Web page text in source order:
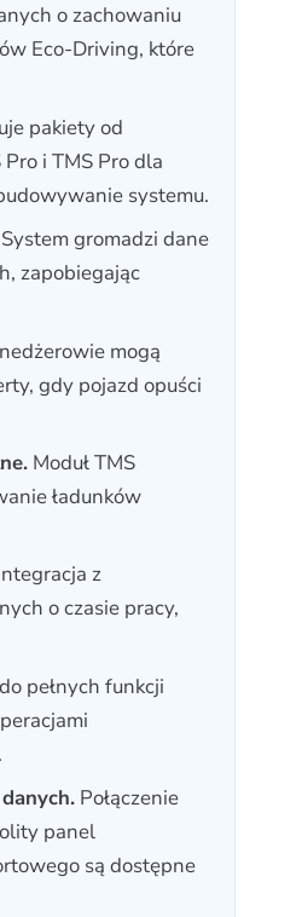
o zachowaniu
Eco-Driving, które
pakiety od
i TMS Pro dla
systemu.
System gromadzi dane
zapobiegając
mogą
gdy pojazd opuści
Moduł TMS
ładunków
z
o czasie pracy,
pełnych funkcji
Połączenie
panel
są dostępne